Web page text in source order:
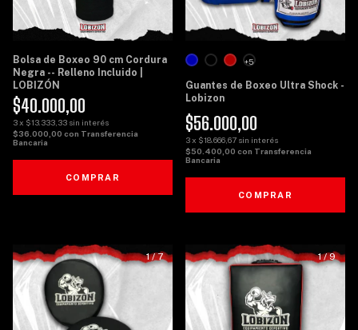
Bolsa de Boxeo 90 cm Cordura
Negra -- Relleno Incluido |
LOBIZÓN
$40.000,00
3x $13.333,33 sin interés
$36.000,00 con Transferencia
Bancaria
COMPRAR
Guantes de Boxeo Ultra Shock -
Lobizon
$56.000,00
3x $18.666,67 sin interés
$50.400,00 con Transferencia
Bancaria
+5
COMPRAR
1/7 1/9